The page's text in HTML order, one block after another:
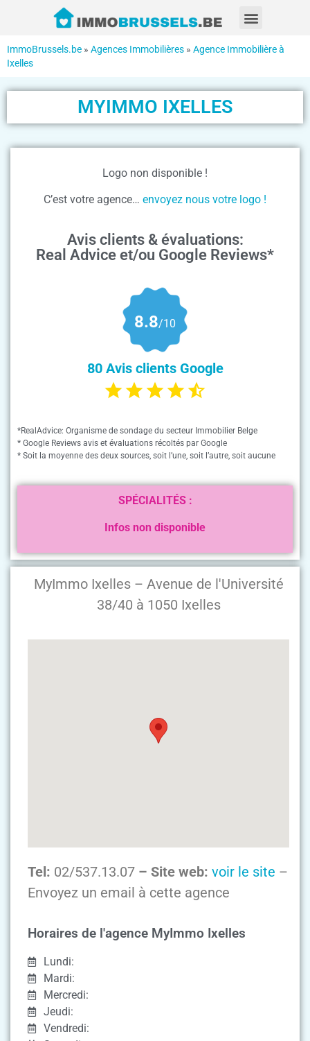
ImmoBrussels.be » Agences Immobilières » Agence Immobilière à
Ixelles
MYIMMO IXELLES
MyImmo Ixelles – Avenue de l'Université
38/40 à 1050 Ixelles
Tel: 02/537.13.07 – Site web: voir le site –
Envoyez un email à cette agence
Horaires de l'agence MyImmo Ixelles
Lundi:
Mardi:
Mercredi:
Jeudi:
Vendredi:
Logo non disponible !
C’est votre agence… envoyez nous votre logo !
Avis clients & évaluations:
Real Advice et/ou Google Reviews*
8.8/10
80 Avis clients Google
*RealAdvice: Organisme de sondage du secteur Immobilier Belge
* Google Reviews avis et évaluations récoltés par Google
* Soit la moyenne des deux sources, soit l’une, soit l’autre, soit aucune
SPÉCIALITÉS :
Infos non disponible